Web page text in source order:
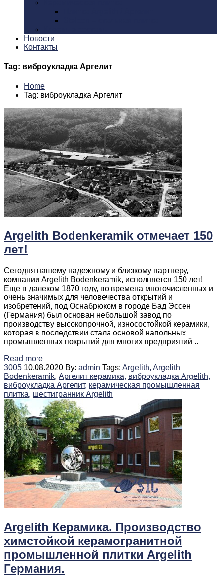
Новости
Контакты
Tag: виброукладка Аргелит
Home
Tag: виброукладка Аргелит
Argelith Bodenkeramik отмечает 150
лет!
Сегодня нашему надежному и близкому партнеру,
компании Argelith Bodenkeramik, исполняется 150 лет!
Еще в далеком 1870 году, во времена многочисленных и
очень значимых для человечества открытий и
изобретений, под Оснабрюком в городе Бад Эссен
(Германия) был основан небольшой завод по
производству высокопрочной, износостойкой керамики,
которая в последствии стала основой напольных
промышленных покрытий для многих предприятий ..
Read more
3005 10.08.2020 By: admin Tags: Argelith, Argelith
Bodenkeramik, Аргелит керамика, виброукладка Argelith,
виброукладка Аргелит, керамическая промышленная
плитка, шестигранник Argelith
Argelith Керамика. Производство
химстойкой керамогранитной
промышленной плитки Argelith
Германия.